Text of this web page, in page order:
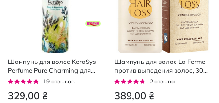
Шампунь для волос KeraSys
Perfume Pure Charming для
сухих и ломких, 600 мл
Рейтинг:
19 отзывов
329,00 ₴
Шампунь для волос La Ferme
против выпадения волос, 300
мл
Рейтинг:
2 отзыва
389,00 ₴